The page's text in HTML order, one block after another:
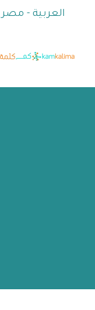
العربية - مصر